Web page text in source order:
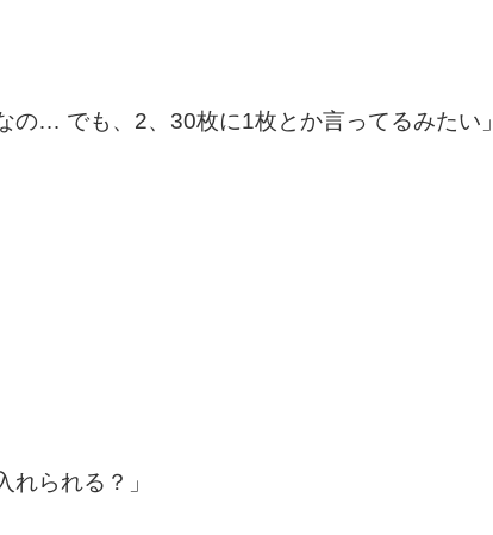
の… でも、2、30枚に1枚とか言ってるみたい」
れられる？」